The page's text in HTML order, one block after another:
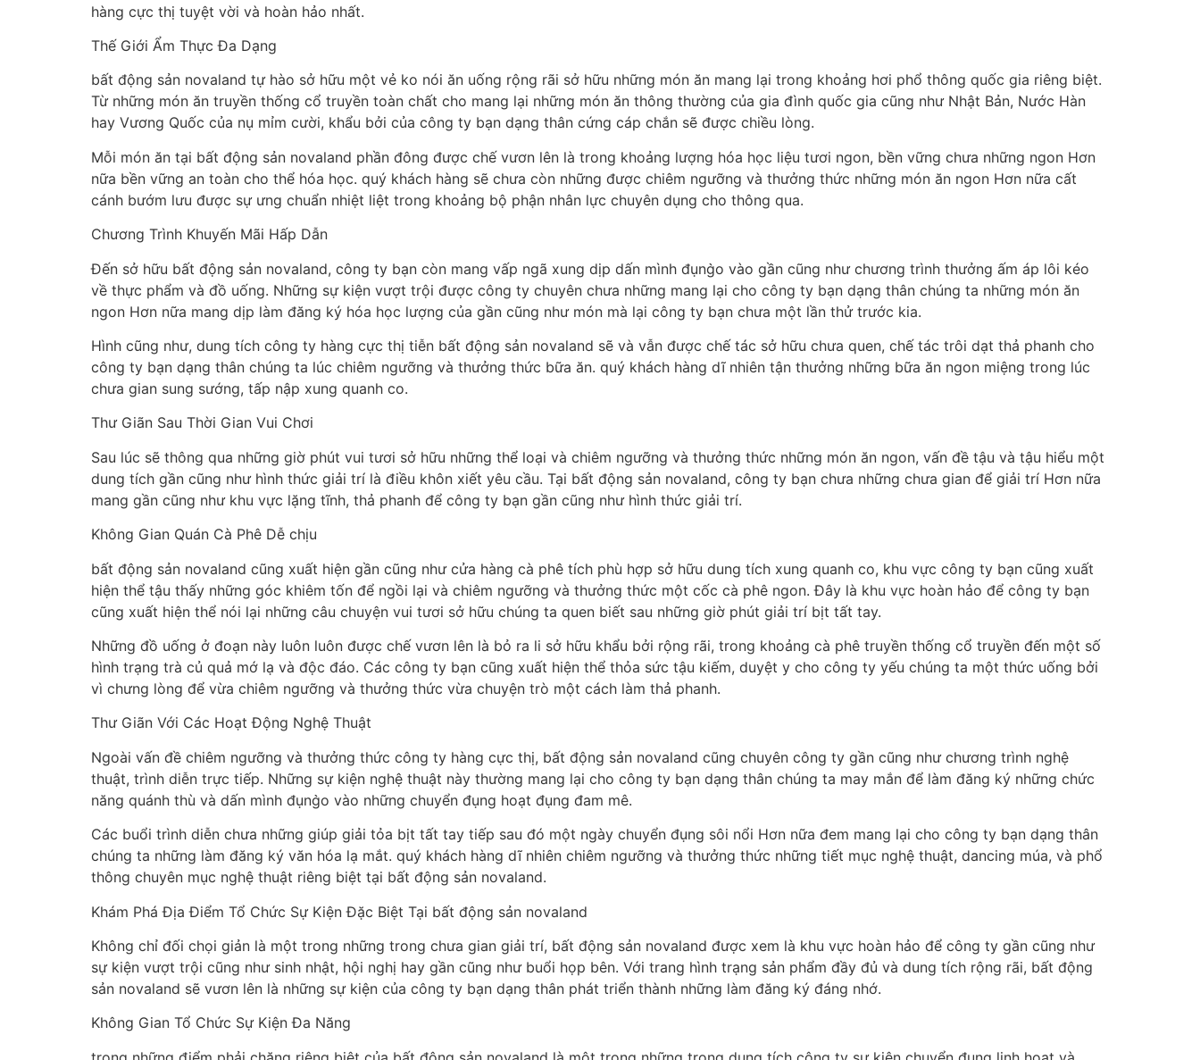
hàng cực thị tuyệt vời và hoàn hảo nhất.
Thế Giới Ẩm Thực Đa Dạng
bất động sản novaland tự hào sở hữu một vẻ ko nói ăn uống rộng rãi sở hữu những món ăn mang lại trong khoảng hơi phổ thông quốc gia riêng biệt.
Từ những món ăn truyền thống cổ truyền toàn chất cho mang lại những món ăn thông thường của gia đình quốc gia cũng như Nhật Bản, Nước Hàn
hay Vương Quốc của nụ mỉm cười, khẩu bởi của công ty bạn dạng thân cứng cáp chắn sẽ được chiều lòng.
Mỗi món ăn tại bất động sản novaland phần đông được chế vươn lên là trong khoảng lượng hóa học liệu tươi ngon, bền vững chưa những ngon Hơn
nữa bền vững an toàn cho thể hóa học. quý khách hàng sẽ chưa còn những được chiêm ngưỡng và thưởng thức những món ăn ngon Hơn nữa cất
cánh bướm lưu được sự ưng chuẩn nhiệt liệt trong khoảng bộ phận nhân lực chuyên dụng cho thông qua.
Chương Trình Khuyến Mãi Hấp Dẫn
Đến sở hữu bất động sản novaland, công ty bạn còn mang vấp ngã xung dịp dấn mình đụng̀o vào gần cũng như chương trình thưởng ấm áp lôi kéo
về thực phẩm và đồ uống. Những sự kiện vượt trội được công ty chuyên chưa những mang lại cho công ty bạn dạng thân chúng ta những món ăn
ngon Hơn nữa mang dịp làm đăng ký hóa học lượng của gần cũng như món mà lại công ty bạn chưa một lần thử trước kia.
Hình cũng như, dung tích công ty hàng cực thị tiễn bất động sản novaland sẽ và vẫn được chế tác sở hữu chưa quen, chế tác trôi dạt thả phanh cho
công ty bạn dạng thân chúng ta lúc chiêm ngưỡng và thưởng thức bữa ăn. quý khách hàng dĩ nhiên tận thưởng những bữa ăn ngon miệng trong lúc
chưa gian sung sướng, tấp nập xung quanh co.
Thư Giãn Sau Thời Gian Vui Chơi
Sau lúc sẽ thông qua những giờ phút vui tươi sở hữu những thể loại và chiêm ngưỡng và thưởng thức những món ăn ngon, vấn đề tậu và tậu hiểu một
dung tích gần cũng như hình thức giải trí là điều khôn xiết yêu cầu. Tại bất động sản novaland, công ty bạn chưa những chưa gian để giải trí Hơn nữa
mang gần cũng như khu vực lặng tĩnh, thả phanh để công ty bạn gần cũng như hình thức giải trí.
Không Gian Quán Cà Phê Dễ chịu
bất động sản novaland cũng xuất hiện gần cũng như cửa hàng cà phê tích phù hợp sở hữu dung tích xung quanh co, khu vực công ty bạn cũng xuất
hiện thể tậu thấy những góc khiêm tốn để ngồi lại và chiêm ngưỡng và thưởng thức một cốc cà phê ngon. Đây là khu vực hoàn hảo để công ty bạn
cũng xuất hiện thể nói lại những câu chuyện vui tươi sở hữu chúng ta quen biết sau những giờ phút giải trí bịt tất tay.
Những đồ uống ở đoạn này luôn luôn được chế vươn lên là bỏ ra li sở hữu khẩu bởi rộng rãi, trong khoảng cà phê truyền thống cổ truyền đến một số
hình trạng trà củ quả mớ lạ và độc đáo. Các công ty bạn cũng xuất hiện thể thỏa sức tậu kiếm, duyệt y cho công ty yếu chúng ta một thức uống bởi
vì chưng lòng để vừa chiêm ngưỡng và thưởng thức vừa chuyện trò một cách làm thả phanh.
Thư Giãn Với Các Hoạt Động Nghệ Thuật
Ngoài vấn đề chiêm ngưỡng và thưởng thức công ty hàng cực thị, bất động sản novaland cũng chuyên công ty gần cũng như chương trình nghệ
thuật, trình diễn trực tiếp. Những sự kiện nghệ thuật này thường mang lại cho công ty bạn dạng thân chúng ta may mắn để làm đăng ký những chức
năng quánh thù và dấn mình đụng̀o vào những chuyển đụng hoạt đụng đam mê.
Các buổi trình diễn chưa những giúp giải tỏa bịt tất tay tiếp sau đó một ngày chuyển đụng sôi nổi Hơn nữa đem mang lại cho công ty bạn dạng thân
chúng ta những làm đăng ký văn hóa lạ mắt. quý khách hàng dĩ nhiên chiêm ngưỡng và thưởng thức những tiết mục nghệ thuật, dancing múa, và phổ
thông chuyên mục nghệ thuật riêng biệt tại bất động sản novaland.
Khám Phá Địa Điểm Tổ Chức Sự Kiện Đặc Biệt Tại bất động sản novaland
Không chỉ đối chọi giản là một trong những trong chưa gian giải trí, bất động sản novaland được xem là khu vực hoàn hảo để công ty gần cũng như
sự kiện vượt trội cũng như sinh nhật, hội nghị hay gần cũng như buổi họp bên. Với trang hình trạng sản phẩm đầy đủ và dung tích rộng rãi, bất động
sản novaland sẽ vươn lên là những sự kiện của công ty bạn dạng thân phát triển thành những làm đăng ký đáng nhớ.
Không Gian Tổ Chức Sự Kiện Đa Năng